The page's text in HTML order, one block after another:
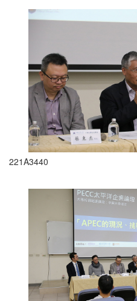
221A3440